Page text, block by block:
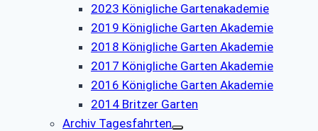
2023 Königliche Gartenakademie
2019 Königliche Garten Akademie
2018 Königliche Garten Akademie
2017 Königliche Garten Akademie
2016 Königliche Garten Akademie
2014 Britzer Garten
Archiv Tagesfahrten